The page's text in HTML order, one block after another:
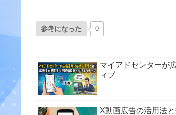
参考になった 0
マイアドセンターが
ィブ
X動画広告の活用法